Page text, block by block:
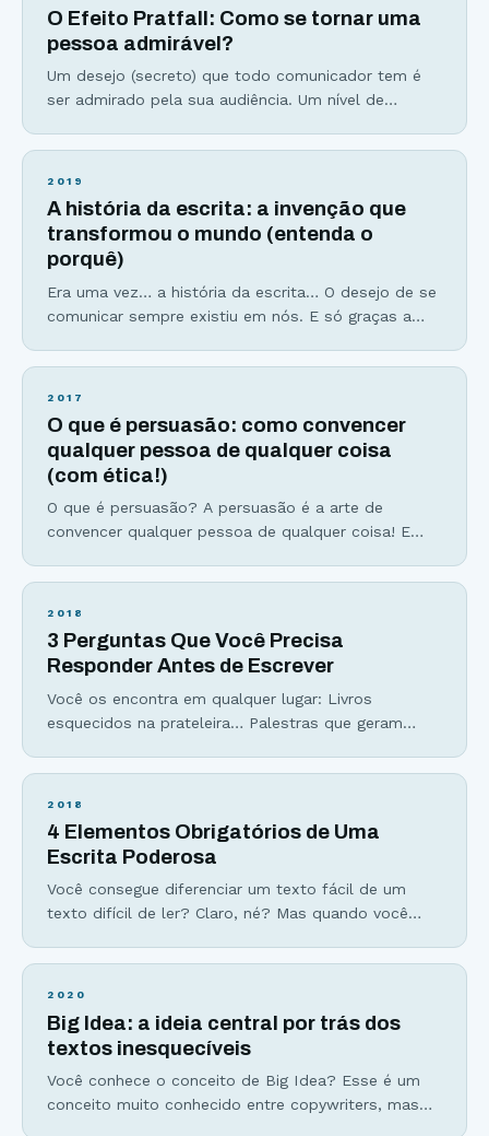
manipulação são apenas sinônimos. Mas a minha
tarefa
O Efeito Pratfall: Como se tornar uma
pessoa admirável?
Um desejo (secreto) que todo comunicador tem é
ser admirado pela sua audiência. Um nível de
explicar. Esse efeito que vou compartilhar hoje com
no Youtube)… … mas vamos manter o nome original.
2019
A história da escrita: a invenção que
transformou o mundo (entenda o
porquê)
Era uma vez… a história da escrita… O desejo de se
comunicar sempre existiu em nós. E só graças a
Homo sapiens foi capaz de sobreviver. Os homens
sentimentos através das pinturas rupestres, como
2017
O que é persuasão: como convencer
qualquer pessoa de qualquer coisa
(com ética!)
O que é persuasão? A persuasão é a arte de
convencer qualquer pessoa de qualquer coisa! E
fazerem aquilo que você deseja desde que isso seja
seus desejos e muito
2018
3 Perguntas Que Você Precisa
Responder Antes de Escrever
Você os encontra em qualquer lugar: Livros
esquecidos na prateleira… Palestras que geram
cabeça… Podcasts que ocupam espaço no celular,
Esses fracassos podem (e devem) ser evitados se
você fizer apenas 3
2018
4 Elementos Obrigatórios de Uma
Escrita Poderosa
Você consegue diferenciar um texto fácil de um
texto difícil de ler? Claro, né? Mas quando você
entender o que você escreve? Hoje eu vou te
você garante o entendimento da sua
2020
Big Idea: a ideia central por trás dos
textos inesquecíveis
Você conhece o conceito de Big Idea? Esse é um
conceito muito conhecido entre copywriters, mas